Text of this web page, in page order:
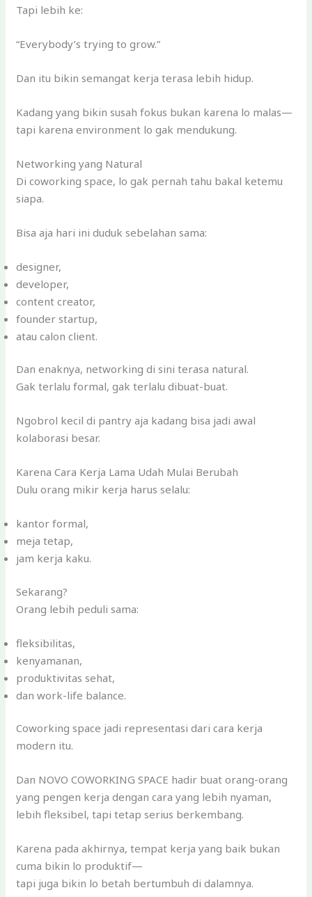
Tapi lebih ke:
“Everybody’s trying to grow.”
Dan itu bikin semangat kerja terasa lebih hidup.
Kadang yang bikin susah fokus bukan karena lo malas—
tapi karena environment lo gak mendukung.
Networking yang Natural
Di coworking space, lo gak pernah tahu bakal ketemu
siapa.
Bisa aja hari ini duduk sebelahan sama:
designer,
developer,
content creator,
founder startup,
atau calon client.
Dan enaknya, networking di sini terasa natural.
Gak terlalu formal, gak terlalu dibuat-buat.
Ngobrol kecil di pantry aja kadang bisa jadi awal
kolaborasi besar.
Karena Cara Kerja Lama Udah Mulai Berubah
Dulu orang mikir kerja harus selalu:
kantor formal,
meja tetap,
jam kerja kaku.
Sekarang?
Orang lebih peduli sama:
fleksibilitas,
kenyamanan,
produktivitas sehat,
dan work-life balance.
Coworking space jadi representasi dari cara kerja
modern itu.
Dan NOVO COWORKING SPACE hadir buat orang-orang
yang pengen kerja dengan cara yang lebih nyaman,
lebih fleksibel, tapi tetap serius berkembang.
Karena pada akhirnya, tempat kerja yang baik bukan
cuma bikin lo produktif—
tapi juga bikin lo betah bertumbuh di dalamnya.